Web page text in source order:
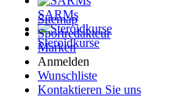
SARMs
Steroidkurse
Sitemap
Sportredakteur
Marken
Anmelden
Wunschliste
Kontaktieren Sie uns